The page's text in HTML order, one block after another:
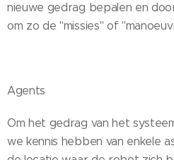
nieuwe gedrag bepalen en
om zo de "missies" of
Agents
Om het gedrag van het
we kennis hebben van enkele